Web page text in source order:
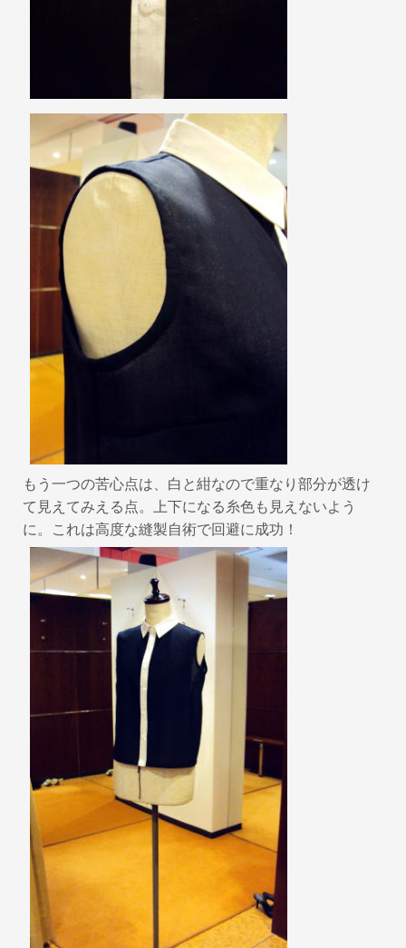
もう一つの苦心点は、白と紺なので重なり部分が透け
て見えてみえる点。上下になる糸色も見えないよう
に。これは高度な縫製自術で回避に成功！